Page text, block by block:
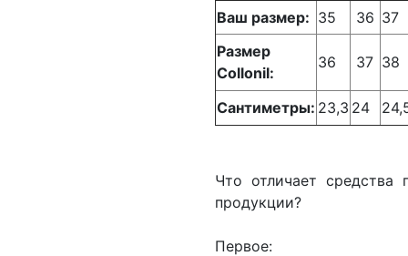
Ваш размер: 35 36 37
Размер
Collonil:
36 37 38
Сантиметры: 23,3 24
Что отличает средства
продукции?
Первое: